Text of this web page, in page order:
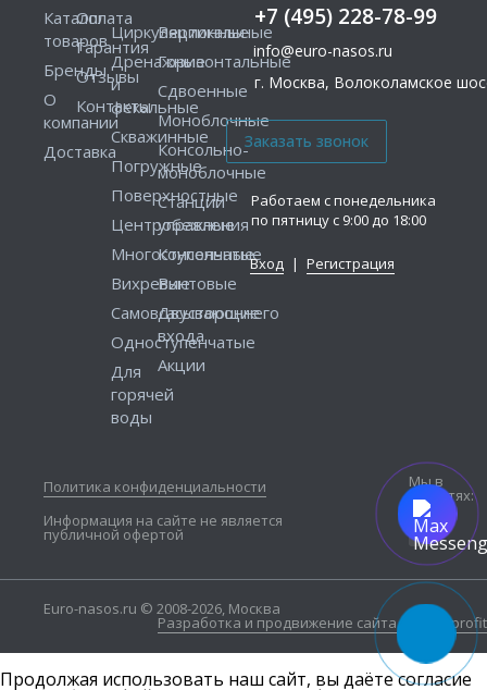
+7 (495) 228-78-99
info@euro-nasos.ru
г. Москва, Волоколамское
Работаем с понедельника
по пятницу с 9:00 до 18:00
Вход | Регистрация
Каталог
товаров
Бренды
О
компании
Доставка
Оплата
Гарантия
Отзывы
Контакты
Циркуляционные
Дренажные
и
фекальные
Скважинные
Погружные
Поверхностные
Центробежные
Многоступенчатые
Вихревые
Самовсасывающие
Одноступенчатые
Для
горячей
воды
Вертикальные
Горизонтальные
Сдвоенные
Моноблочные
Консольно-
моноблочные
Станции
управления
Консольные
Винтовые
Двустороннего
входа
Акции
Политика конфиденциальности
Информация на сайте не является
публичной офертой
Мы в
соцсетях:
Euro-nasos.ru © 2008-2026, Москва
Разработка и продвижение сайта — Seo4profit
Продолжая использовать наш сайт, вы даёте согласие